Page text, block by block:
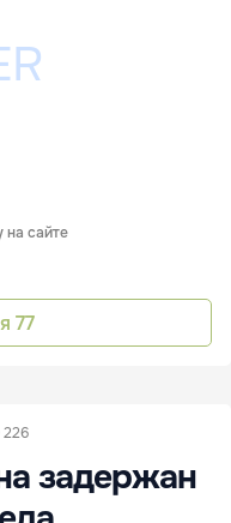
на сайте
77
226
задержан